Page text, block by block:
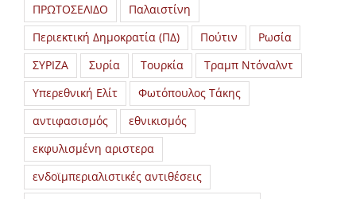
ΠΡΩΤΟΣΕΛΙΔΟ
Παλαιστίνη
Περιεκτική Δημοκρατία (ΠΔ)
Πούτιν
Ρωσία
ΣΥΡΙΖΑ
Συρία Τουρκία
Τραμπ Ντόναλντ
Υπερεθνική Ελίτ
Φωτόπουλος Τάκης
αντιφασισμός
εθνικισμός
εκφυλισμένη αριστερα
ενδοϊμπεριαλιστικές αντιθέσεις